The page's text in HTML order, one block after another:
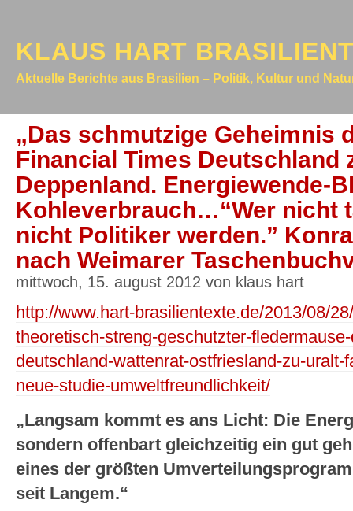
KLAUS HART
Aktuelle Berichte aus Brasilien – Politik, Kultur und
„Das schmutzige Geheimnis
Financial Times Deutschland
Deppenland. Energiewende-
Kohleverbrauch…“Wer nicht
nicht Politiker werden.”
nach Weimarer
mittwoch, 15. august 2012 von klaus hart
http://www.hart-brasilientexte.de/2013/08/
theoretisch-streng-geschutzter-
deutschland-wattenrat-ostfriesland-zu-uralt-
neue-studie-umweltfreundlichkeit/
„Langsam kommt es ans Licht: Die
sondern offenbart gleichzeitig ein gut
eines der größten
seit Langem.“